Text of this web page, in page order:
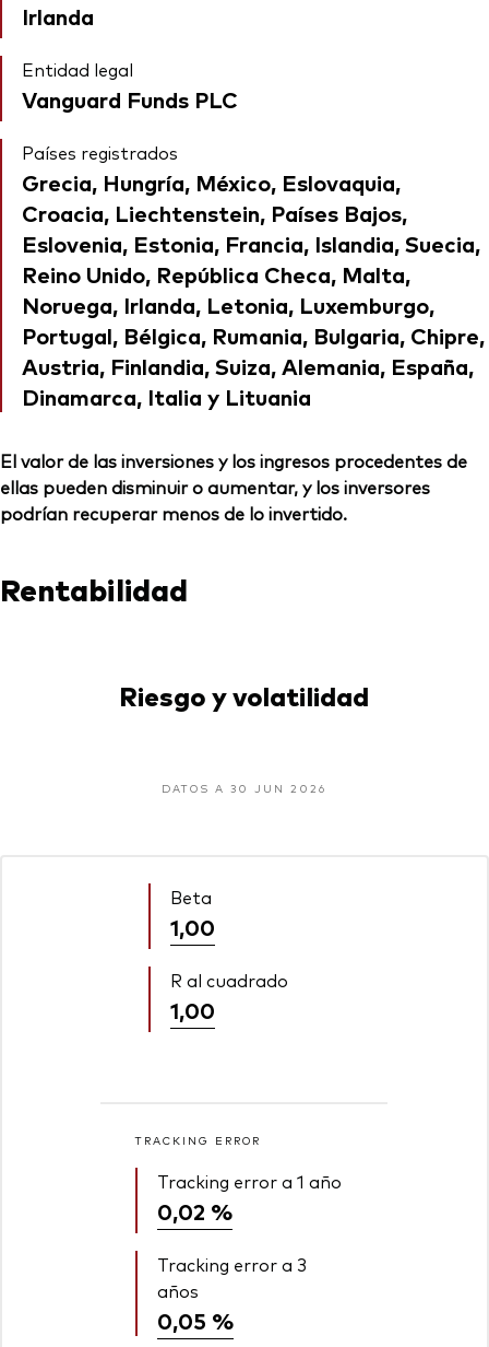
Irlanda
Entidad legal
Vanguard Funds PLC
Países registrados
Grecia, Hungría, México, Eslovaquia,
Croacia, Liechtenstein, Países Bajos,
Eslovenia, Estonia, Francia, Islandia, Suecia,
Reino Unido, República Checa, Malta,
Noruega, Irlanda, Letonia, Luxemburgo,
Portugal, Bélgica, Rumania, Bulgaria, Chipre,
Austria, Finlandia, Suiza, Alemania, España,
Dinamarca, Italia y Lituania
El valor de las inversiones y los ingresos procedentes de
ellas pueden disminuir o aumentar, y los inversores
podrían recuperar menos de lo invertido.
Rentabilidad
Riesgo y volatilidad
DATOS A 30 JUN 2026
Beta
1,00
R al cuadrado
1,00
TRACKING ERROR
Tracking error a 1 año
0,02 %
Tracking error a 3
años
0,05 %